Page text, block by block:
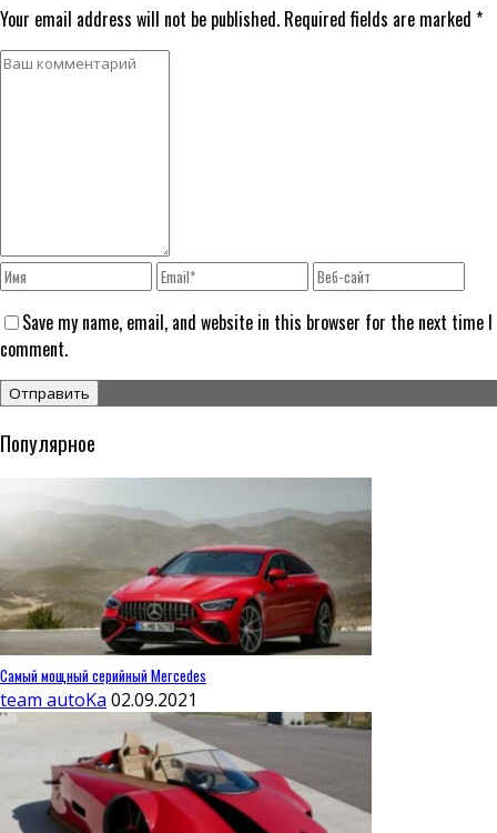
Your email address will not be published. Required fields are marked *
Save my name, email, and website in this browser for the next time I
comment.
Популярное
Самый мощный серийный Mercedes
team autoKa 02.09.2021